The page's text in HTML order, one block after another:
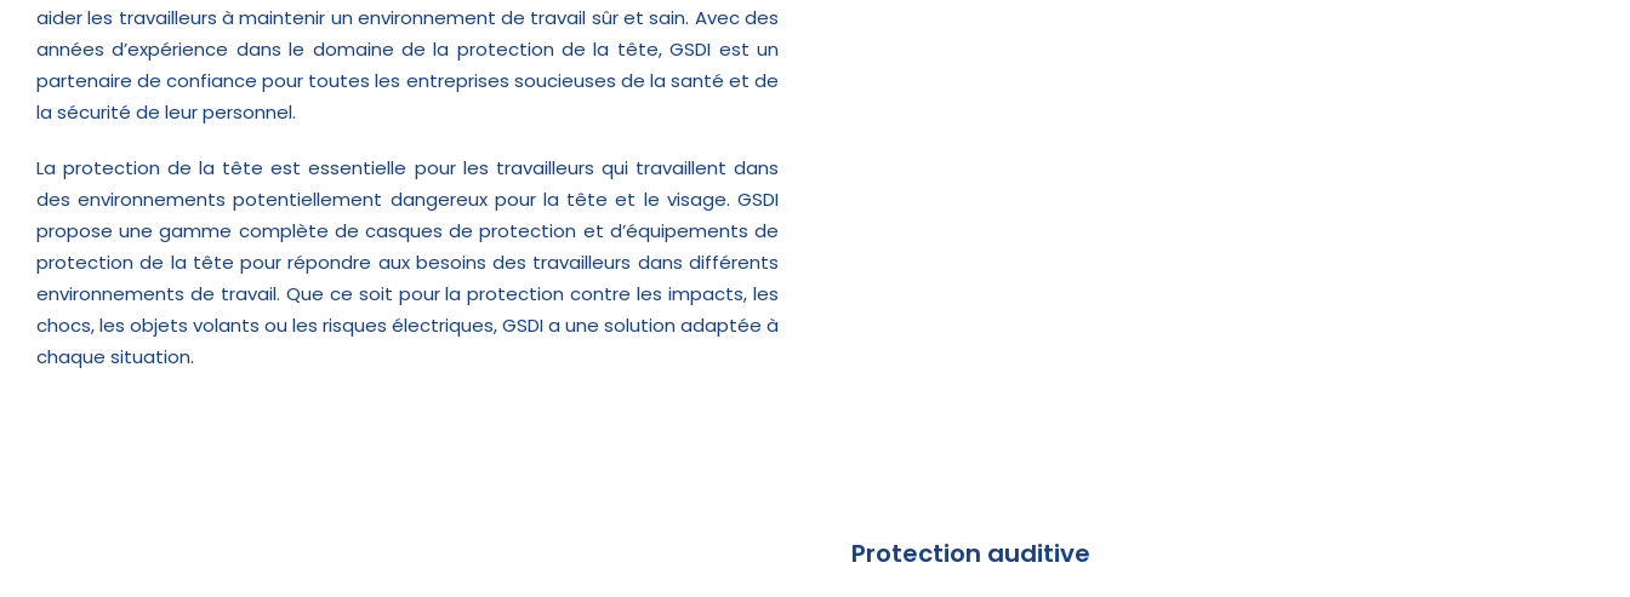
aider les travailleurs à maintenir un environnement de travail sûr et sain. Avec des
années d’expérience dans le domaine de la protection de la tête, GSDI est un
partenaire de confiance pour toutes les entreprises soucieuses de la santé et de
la sécurité de leur personnel.
La protection de la tête est essentielle pour les travailleurs qui travaillent dans
des environnements potentiellement dangereux pour la tête et le visage. GSDI
propose une gamme complète de casques de protection et d’équipements de
protection de la tête pour répondre aux besoins des travailleurs dans différents
environnements de travail. Que ce soit pour la protection contre les impacts, les
chocs, les objets volants ou les risques électriques, GSDI a une solution adaptée à
chaque situation.
Protection auditive